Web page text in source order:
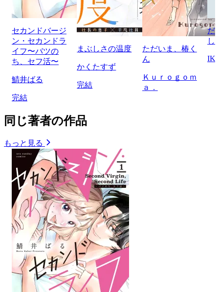
セカンドバージ
ン・セカンドラ
イフ〜バツの
ち、セフ活〜
鯖井ばる
完結
まぶしさの温度
かくたすず
完結
ただいま、椿く
ん
Ｋｕｒｏｇｏｍ
ａ．
だ
し
同じ著者の作品
もっと見る